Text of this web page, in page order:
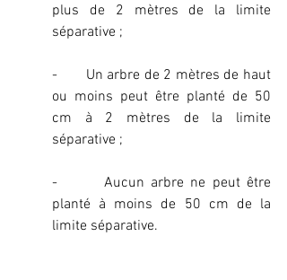
plus de 2 mètres de la limite
séparative ;
-       Un arbre de 2 mètres de haut
ou moins peut être planté de 50
cm à 2 mètres de la limite
séparative ;
-       Aucun arbre ne peut être
planté à moins de 50 cm de la
limite séparative.